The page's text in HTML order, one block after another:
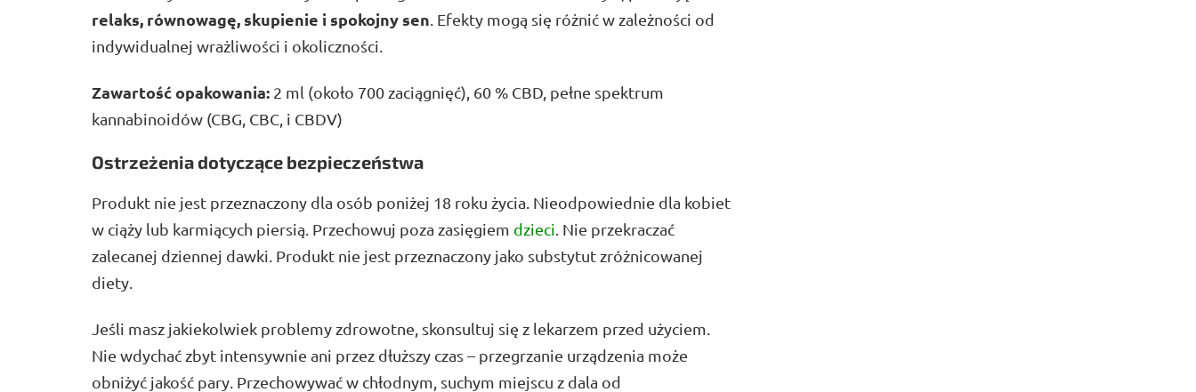
relaks, równowagę, skupienie i spokojny sen . Efekty mogą się różnić w zależności od
indywidualnej wrażliwości i okoliczności.
Zawartość opakowania: 2 ml (około 700 zaciągnięć), 60 % CBD, pełne spektrum
kannabinoidów (CBG, CBC, i CBDV)
Ostrzeżenia dotyczące bezpieczeństwa
Produkt nie jest przeznaczony dla osób poniżej 18 roku życia. Nieodpowiednie dla kobiet
w ciąży lub karmiących piersią. Przechowuj poza zasięgiem dzieci . Nie przekraczać
zalecanej dziennej dawki. Produkt nie jest przeznaczony jako substytut zróżnicowanej
diety.
Jeśli masz jakiekolwiek problemy zdrowotne, skonsultuj się z lekarzem przed użyciem.
Nie wdychać zbyt intensywnie ani przez dłuższy czas – przegrzanie urządzenia może
obniżyć jakość pary. Przechowywać w chłodnym, suchym miejscu z dala od